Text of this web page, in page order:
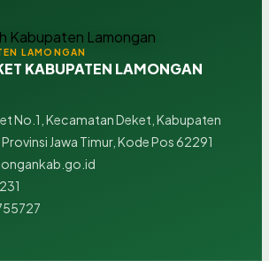
LAMONGAN
KABUPATEN LAMONGAN
No.1, Kecamatan Deket, Kabupaten
Jawa Timur, Kode Pos 62291